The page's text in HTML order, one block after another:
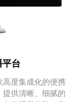
平台
高度集成化的便携
供清晰、细腻的